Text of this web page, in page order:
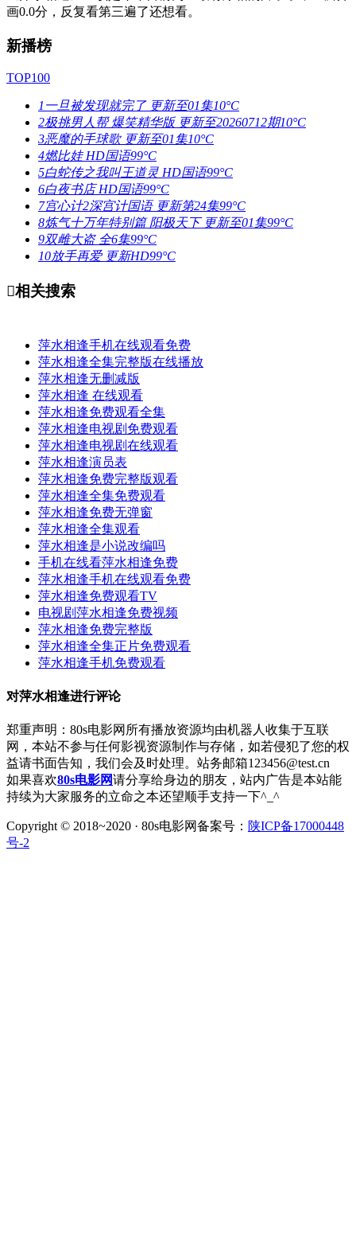
画0.0分，反复看第三遍了还想看。
新播榜
TOP100
1一旦被发现就完了 更新至01集10°C
2极挑男人帮 爆笑精华版 更新至20260712期10°C
3恶魔的手球歌 更新至01集10°C
4燃比娃 HD国语99°C
5白蛇传之我叫王道灵 HD国语99°C
6白夜书店 HD国语99°C
7宫心计2深宫计国语 更新第24集99°C
8炼气十万年特别篇 阳极天下 更新至01集99°C
9双雌大盗 全6集99°C
10放手再爱 更新HD99°C
相关搜索
萍水相逢手机在线观看免费
萍水相逢全集完整版在线播放
萍水相逢无删减版
萍水相逢 在线观看
萍水相逢免费观看全集
萍水相逢电视剧免费观看
萍水相逢电视剧在线观看
萍水相逢演员表
萍水相逢免费完整版观看
萍水相逢全集免费观看
萍水相逢免费无弹窗
萍水相逢全集观看
萍水相逢是小说改编吗
手机在线看萍水相逢免费
萍水相逢手机在线观看免费
萍水相逢免费观看TV
电视剧萍水相逢免费视频
萍水相逢免费完整版
萍水相逢全集正片免费观看
萍水相逢手机免费观看
对萍水相逢进行评论
郑重声明：80s电影网所有播放资源均由机器人收集于互联
网，本站不参与任何影视资源制作与存储，如若侵犯了您的权
益请书面告知，我们会及时处理。站务邮箱123456@test.cn
如果喜欢80s电影网请分享给身边的朋友，站内广告是本站能
持续为大家服务的立命之本还望顺手支持一下^_^
Copyright © 2018~2020 · 80s电影网备案号： 陕ICP备17000448
号-2